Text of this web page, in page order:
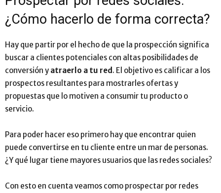
¿Cómo hacerlo de forma correcta?
Hay que partir por el hecho de que la prospección significa
buscar a clientes potenciales con altas posibilidades de
conversión y atraerlo a tu red . El objetivo es calificar a los
prospectos resultantes para mostrarles ofertas y
propuestas que lo motiven a consumir tu producto o
servicio.
Para poder hacer eso primero hay que encontrar quien
puede convertirse en tu cliente entre un mar de personas.
¿Y qué lugar tiene mayores usuarios que las redes sociales?
Con esto en cuenta veamos como prospectar por redes